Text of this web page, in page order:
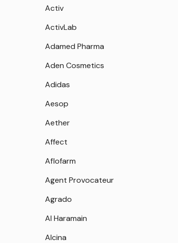
Activ
ActivLab
Adamed Pharma
Aden Cosmetics
Adidas
Aesop
Aether
Affect
Aflofarm
Agent Provocateur
Agrado
Al Haramain
Alcina